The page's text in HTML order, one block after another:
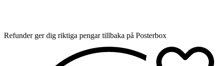
Refunder ger dig riktiga pengar tillbaka på Posterbox